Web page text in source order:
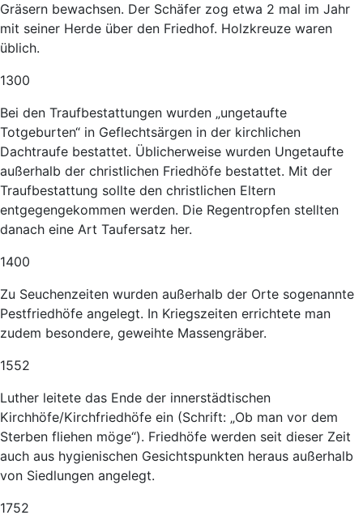
Gräsern bewachsen. Der Schäfer zog etwa 2 mal im Jahr
mit seiner Herde über den Friedhof. Holzkreuze waren
üblich.
1300
Bei den Traufbestattungen wurden „ungetaufte
Totgeburten“ in Geflechtsärgen in der kirchlichen
Dachtraufe bestattet. Üblicherweise wurden Ungetaufte
außerhalb der christlichen Friedhöfe bestattet. Mit der
Traufbestattung sollte den christlichen Eltern
entgegengekommen werden. Die Regentropfen stellten
danach eine Art Taufersatz her.
1400
Zu Seuchenzeiten wurden außerhalb der Orte sogenannte
Pestfriedhöfe angelegt. In Kriegszeiten errichtete man
zudem besondere, geweihte Massengräber.
1552
Luther leitete das Ende der innerstädtischen
Kirchhöfe/Kirchfriedhöfe ein (Schrift: „Ob man vor dem
Sterben fliehen möge“). Friedhöfe werden seit dieser Zeit
auch aus hygienischen Gesichtspunkten heraus außerhalb
von Siedlungen angelegt.
1752